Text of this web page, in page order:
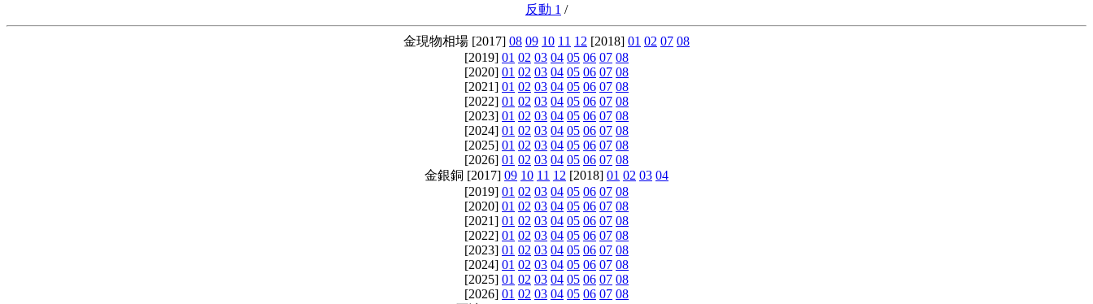
反動 1 /
金現物相場 [2017] 08 09 10 11 12 [2018] 01 02 07 08
[2019] 01 02 03 04 05 06 07 08
[2020] 01 02 03 04 05 06 07 08
[2021] 01 02 03 04 05 06 07 08
[2022] 01 02 03 04 05 06 07 08
[2023] 01 02 03 04 05 06 07 08
[2024] 01 02 03 04 05 06 07 08
[2025] 01 02 03 04 05 06 07 08
[2026] 01 02 03 04 05 06 07 08
金銀銅 [2017] 09 10 11 12 [2018] 01 02 03 04
[2019] 01 02 03 04 05 06 07 08
[2020] 01 02 03 04 05 06 07 08
[2021] 01 02 03 04 05 06 07 08
[2022] 01 02 03 04 05 06 07 08
[2023] 01 02 03 04 05 06 07 08
[2024] 01 02 03 04 05 06 07 08
[2025] 01 02 03 04 05 06 07 08
[2026] 01 02 03 04 05 06 07 08